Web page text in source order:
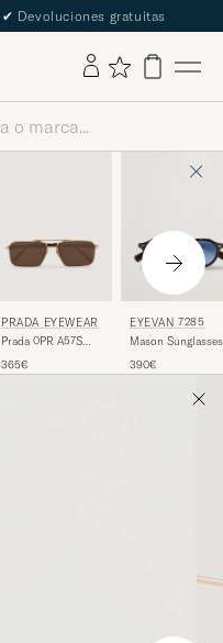
✔ Devoluciones gratuitas
PRADA EYEWEAR
Prada 0PR A57S
Gold
365€
EYEVAN 7285
Mason Sunglasses
390€